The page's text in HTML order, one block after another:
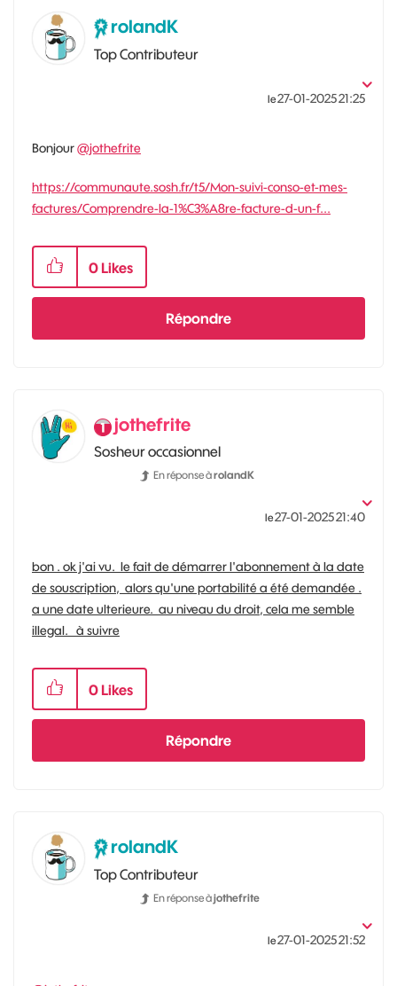
rolandK
Top Contributeur
le‎27-01-202521:25
Bonjour@jothefrite
https://communaute.sosh.fr/t5/Mon-suivi-conso-et-mes-
factures/Comprendre-la-1%C3%A8re-facture-d-un-f...
0 Likes
Répondre
jothefrite
Sosheur occasionnel
En réponse àrolandK
le‎27-01-202521:40
bon . ok j'ai vu. le fait de démarrer l'abonnement à la date
de souscription, alors qu'une portabilité a été demandée .
a une date ulterieure. au niveau du droit, cela me semble
illegal. à suivre
0 Likes
Répondre
rolandK
Top Contributeur
En réponse àjothefrite
le‎27-01-202521:52